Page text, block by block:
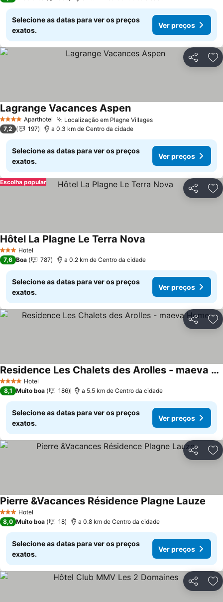
Selecione as datas para ver os preços
exatos.
Ver preços
Partilhar
4 EstrelasAparthotel Localização em Plagne Villages
Lagrange Vacances Aspen
7,2 197 a 0.3 km de Centro da cidade
Selecione as datas para ver os preços
exatos.
Ver preços
Partilhar
Escolha popular
3 EstrelasHotel
Hôtel La Plagne Le Terra Nova
7,6 Boa 787 a 0.2 km de Centro da cidade
Selecione as datas para ver os preços
exatos.
Ver preços
Partilhar
4 EstrelasHotel
Residence Les Chalets des Arolles - maeva Home
8,1 Muito boa 186 a 5.5 km de Centro da cidade
Selecione as datas para ver os preços
exatos.
Ver preços
Partilhar
3 EstrelasHotel
Pierre &Vacances Résidence Plagne Lauze
8,0 Muito boa 18 a 0.8 km de Centro da cidade
Selecione as datas para ver os preços
exatos.
Ver preços
Partilhar